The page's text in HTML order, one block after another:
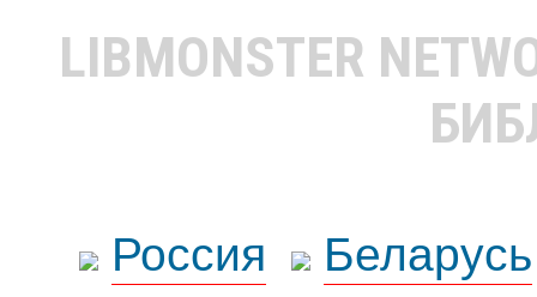
LIBMONSTER
Россия
Беларусь